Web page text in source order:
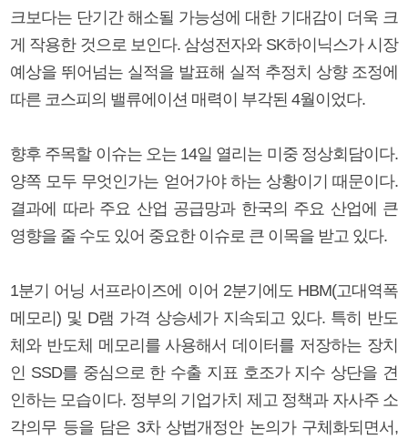
크보다는 단기간 해소될 가능성에 대한 기대감이 더욱 크
게 작용한 것으로 보인다. 삼성전자와 SK하이닉스가 시장
예상을 뛰어넘는 실적을 발표해 실적 추정치 상향 조정에
따른 코스피의 밸류에이션 매력이 부각된 4월이었다.
향후 주목할 이슈는 오는 14일 열리는 미중 정상회담이다.
양쪽 모두 무엇인가는 얻어가야 하는 상황이기 때문이다.
결과에 따라 주요 산업 공급망과 한국의 주요 산업에 큰
영향을 줄 수도 있어 중요한 이슈로 큰 이목을 받고 있다.
1분기 어닝 서프라이즈에 이어 2분기에도 HBM(고대역폭
메모리) 및 D램 가격 상승세가 지속되고 있다. 특히 반도
체와 반도체 메모리를 사용해서 데이터를 저장하는 장치
인 SSD를 중심으로 한 수출 지표 호조가 지수 상단을 견
인하는 모습이다. 정부의 기업가치 제고 정책과 자사주 소
각의무 등을 담은 3차 상법개정안 논의가 구체화되면서,